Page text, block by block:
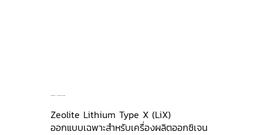
JLOX-103A / JLOX-500 Series
Zeolite Lithium Type X (LiX)
ออกแบบเฉพาะสำหรับเครื่องผลิตออกซิเจน